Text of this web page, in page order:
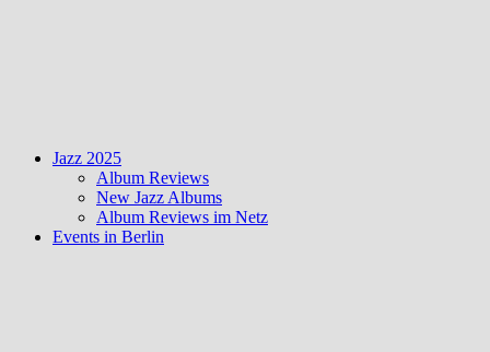
Jazz 2025
Album Reviews
New Jazz Albums
Album Reviews im Netz
Events in Berlin